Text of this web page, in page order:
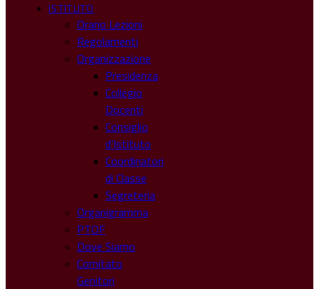
ISTITUTO
Orario Lezioni
Regolamenti
Organizzazione
Presidenza
Collegio
Docenti
Consiglio
d’Istituto
Coordinatori
di Classe
Segreteria
Organigramma
PTOF
Dove Siamo
Comitato
Genitori